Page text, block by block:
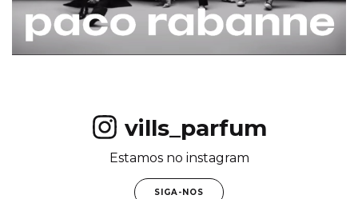
vills_parfum
Estamos no instagram
SIGA-NOS